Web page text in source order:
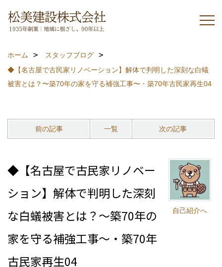
ホーム
スタッフブログ
◆【名古屋で古民家リノベーション】解体で判明した深刻な白蟻
被害とは？〜築70年の家を守る補強工事〜・築70年古民家再生04
前の記事 一覧 次の記事
自己紹介へ
◆【名古屋で古民家リノベー
ション】解体で判明した深刻
な白蟻被害とは？〜築70年の
家を守る補強工事〜・築70年
古民家再生04